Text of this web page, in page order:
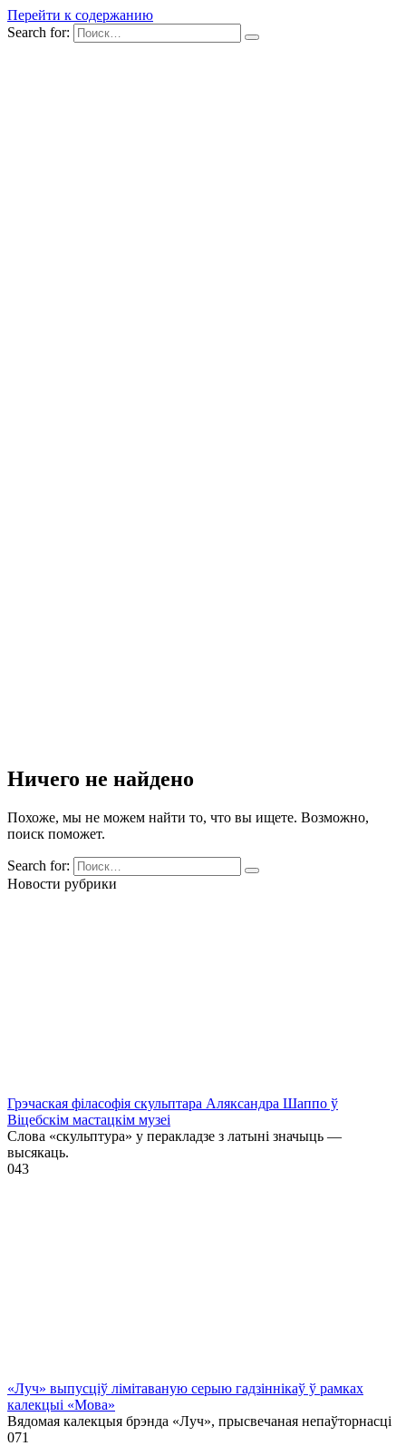
Перейти к содержанию
Search for:
Ничего не найдено
Похоже, мы не можем найти то, что вы ищете. Возможно,
поиск поможет.
Search for:
Новости рубрики
Грэчаская філасофія скульптара Аляксандра Шаппо ў
Віцебскім мастацкім музеі
Слова «скульптура» у перакладзе з латыні значыць —
высякаць.
043
«Луч» выпусціў лiмiтаваную серыю гадзіннікаў ў рамках
калекцыі «Мова»
Вядомая калекцыя брэнда «Луч», прысвечаная непаўторнасці
071